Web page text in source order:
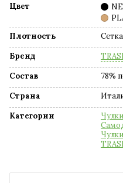
Цвет
Плотность
Сетка
Бренд
Состав
78%
Страна
Категории